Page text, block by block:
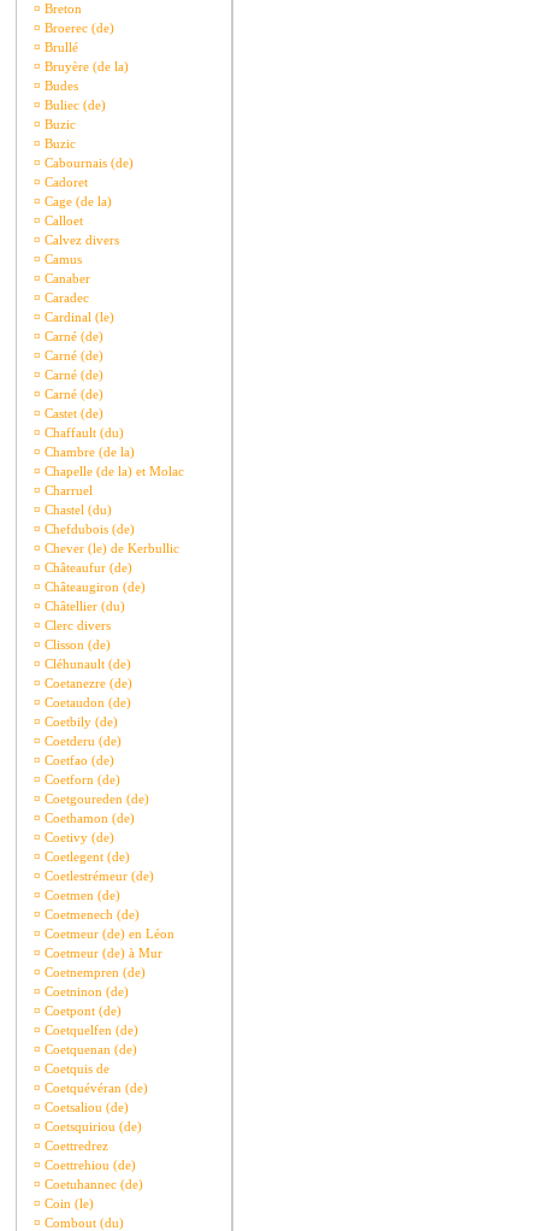
¤ Breton
¤ Broerec (de)
¤ Brullé
¤ Bruyère (de la)
¤ Budes
¤ Buliec (de)
¤ Buzic
¤ Buzic
¤ Cabournais (de)
¤ Cadoret
¤ Cage (de la)
¤ Calloet
¤ Calvez divers
¤ Camus
¤ Canaber
¤ Caradec
¤ Cardinal (le)
¤ Carné (de)
¤ Carné (de)
¤ Carné (de)
¤ Carné (de)
¤ Castet (de)
¤ Chaffault (du)
¤ Chambre (de la)
¤ Chapelle (de la) et Molac
¤ Charruel
¤ Chastel (du)
¤ Chefdubois (de)
¤ Chever (le) de Kerbullic
¤ Châteaufur (de)
¤ Châteaugiron (de)
¤ Châtellier (du)
¤ Clerc divers
¤ Clisson (de)
¤ Cléhunault (de)
¤ Coetanezre (de)
¤ Coetaudon (de)
¤ Coetbily (de)
¤ Coetderu (de)
¤ Coetfao (de)
¤ Coetforn (de)
¤ Coetgoureden (de)
¤ Coethamon (de)
¤ Coetivy (de)
¤ Coetlegent (de)
¤ Coetlestrémeur (de)
¤ Coetmen (de)
¤ Coetmenech (de)
¤ Coetmeur (de) en Léon
¤ Coetmeur (de) à Mur
¤ Coetnempren (de)
¤ Coetninon (de)
¤ Coetpont (de)
¤ Coetquelfen (de)
¤ Coetquenan (de)
¤ Coetquis de
¤ Coetquévéran (de)
¤ Coetsaliou (de)
¤ Coetsquiriou (de)
¤ Coettredrez
¤ Coettrehiou (de)
¤ Coetuhannec (de)
¤ Coin (le)
¤ Combout (du)